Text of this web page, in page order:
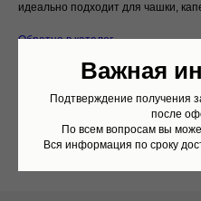
Важная
Подтверждение получения
после
По всем вопросам вы
Вся информация по сроку
идеально подходит для чашки,
Обратно в каталог